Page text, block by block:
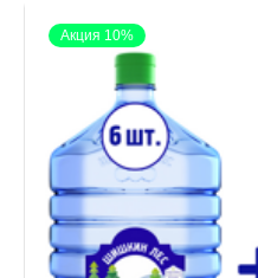
Акция 10%